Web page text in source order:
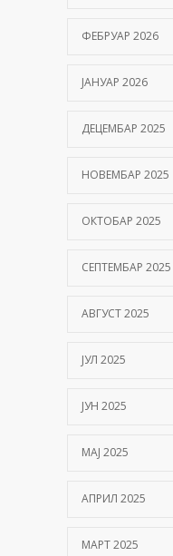
ФЕБРУАР 2026
ЈАНУАР 2026
ДЕЦЕМБАР 2025
НОВЕМБАР 2025
ОКТОБАР 2025
СЕПТЕМБАР 2025
АВГУСТ 2025
ЈУЛ 2025
ЈУН 2025
МАЈ 2025
АПРИЛ 2025
МАРТ 2025